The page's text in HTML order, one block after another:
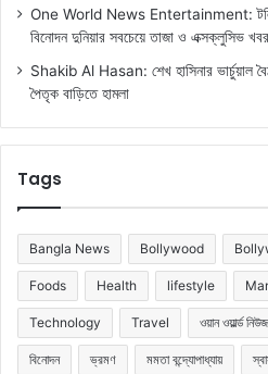
One World News Entertainment:
বিনোদন দুনিয়ার সবচেয়ে তাজা ও এক্সক্লুসিভ
Shakib Al Hasan: শেখ হাসিনার ভার্চুয়াল
পৈতৃক বাড়িতে হামলা
Tags
Bangla News Bollywood
Foods Health lifestyle
Technology Travel ওয়ান ওয়ার্ল্ড
বিনোদন ভ্রমণ মমতা বন্দ্যোপাধ্যায়